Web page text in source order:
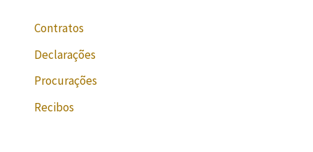
Contratos
Declarações
Procurações
Recibos